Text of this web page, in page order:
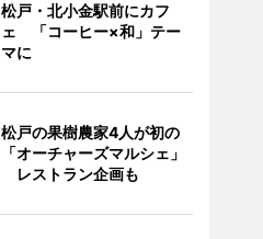
松戸・北小金駅前にカフ
ェ 「コーヒー×和」テー
マに
松戸の果樹農家4人が初の
「オーチャーズマルシェ」
レストラン企画も